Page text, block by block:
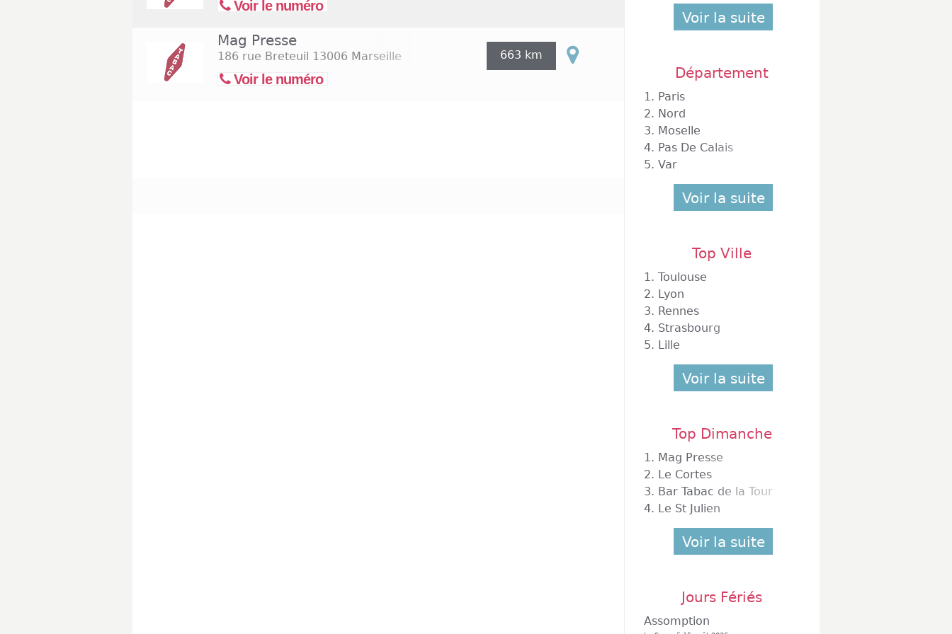
Voir le numéro
Mag Presse
186 rue Breteuil 13006 Marseille
Voir le numéro
663 km
Voir la suite
Département
1. Paris
2. Nord
3. Moselle
4. Pas De Calais
5. Var
Voir la suite
Top Ville
1. Toulouse
2. Lyon
3. Rennes
4. Strasbourg
5. Lille
Voir la suite
Top Dimanche
1. Mag Presse
2. Le Cortes
3. Bar Tabac de la Tour
4. Le St Julien
Voir la suite
Jours Fériés
Assomption